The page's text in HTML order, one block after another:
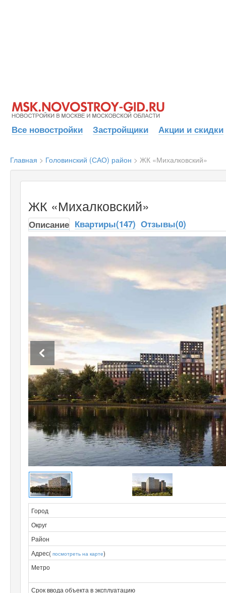
Все новостройки Застройщики Акции и скидки
Главная > Головинский (САО) район > ЖК «Михалковский»
ЖК «Михалковский»
Описание Квартиры(147) Отзывы(0)
Город
Округ
Район
Адрес( посмотреть на карте)
Метро
Срок ввода объекта в эксплуатацию